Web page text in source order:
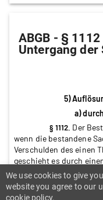
ABGB - §
Untergang der
5)
a)
§ 1112. Der
wenn die bestandene
Verschulden des einen
geschieht es durch
andern dafür
We use cookies to give
website you agree to our
cookie policy.